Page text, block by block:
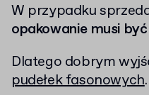
W przypadku
opakowanie musi
Dlatego dobrym
pudełek fasonowych.